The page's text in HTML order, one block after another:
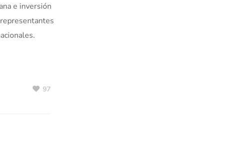
e inversión
97